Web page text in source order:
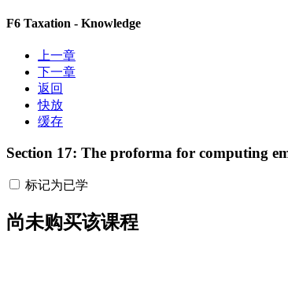
F6 Taxation - Knowledge
上一章
下一章
返回
快放
缓存
Section 17: The proforma for computing
标记为已学
尚未购买该课程